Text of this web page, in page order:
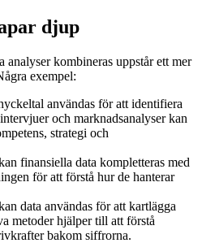
djup
kombineras uppstår ett mer
exempel:
användas för att identifiera
och marknadsanalyser kan
strategi och
finansiella data kompletteras med
för att förstå hur de hanterar
data användas för att kartlägga
metoder hjälper till att förstå
bakom siffrorna.